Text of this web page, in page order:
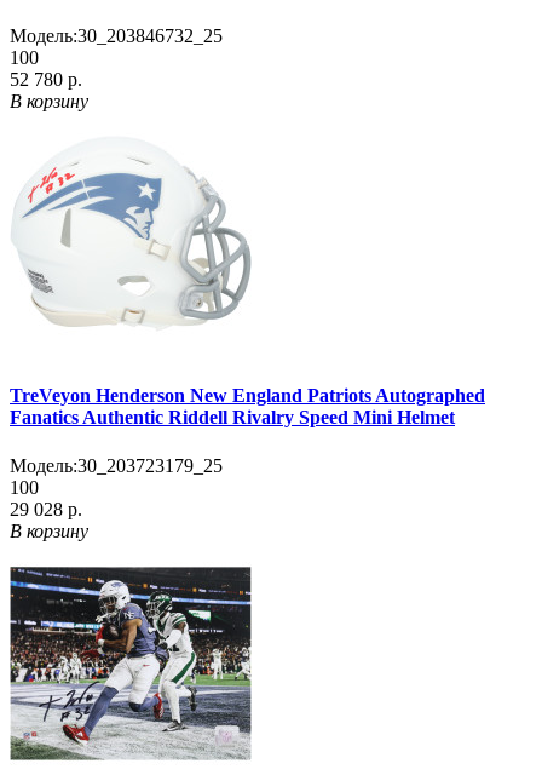
Модель:30_203846732_25
100
52 780 р.
В корзину
TreVeyon Henderson New England Patriots Autographed
Fanatics Authentic Riddell Rivalry Speed Mini Helmet
Модель:30_203723179_25
100
29 028 р.
В корзину